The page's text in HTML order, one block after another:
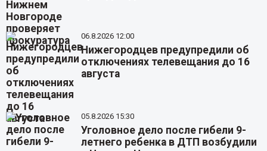
06.8.2026 12:00
Нижегородцев предупредили об
отключениях телевещания до 16
августа
05.8.2026 15:30
Уголовное дело после гибели 9-
летнего ребенка в ДТП возбудили